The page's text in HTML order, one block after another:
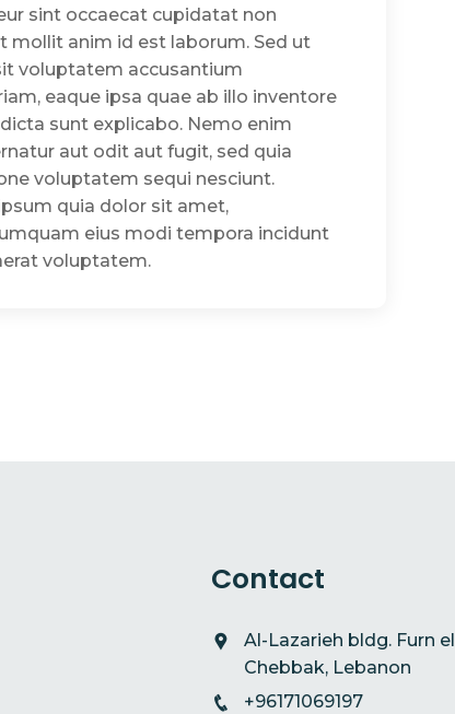
sint occaecat cupidatat non
mollit anim id est laborum. Sed ut
voluptatem accusantium
eaque ipsa quae ab illo inventore
sunt explicabo. Nemo enim
aut odit aut fugit, sed quia
voluptatem sequi nesciunt.
quia dolor sit amet,
eius modi tempora incidunt
voluptatem.
Contact
Al-Lazarieh bldg. Furn el
Chebbak, Lebanon
+96171069197